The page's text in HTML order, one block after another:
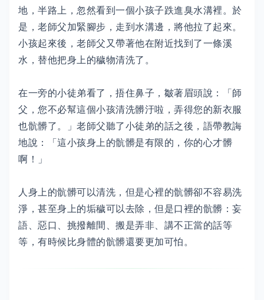
地，半路上，忽然看到一個小孩子跌進臭水溝裡。於
是，老師父加緊腳步，走到水溝邊，將他拉了起來。
小孩起來後，老師父又帶著他在附近找到了一條溪
水，替他把身上的穢物清洗了。
在一旁的小徒弟看了，捂住鼻子，皺著眉頭說：「師
父，您不必幫這個小孩清洗髒汙啦，弄得您的新衣服
也骯髒了。」老師父聽了小徒弟的話之後，語帶教誨
地說：「這小孩身上的骯髒是有限的，你的心才髒
啊！」
人身上的骯髒可以清洗，但是心裡的骯髒卻不容易洗
淨，甚至身上的垢穢可以去除，但是口裡的骯髒：妄
語、惡口、挑撥離間、搬是弄非、講不正當的話等
等，有時候比身體的骯髒還要更加可怕。